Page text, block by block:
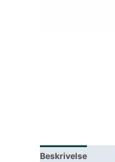
Beskrivelse